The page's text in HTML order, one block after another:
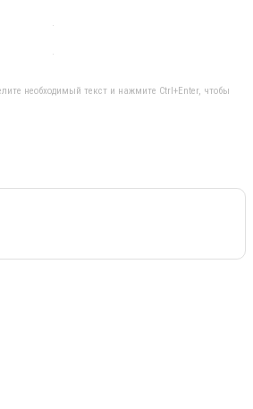
необходимый текст и нажмите Ctrl+Enter, чтобы